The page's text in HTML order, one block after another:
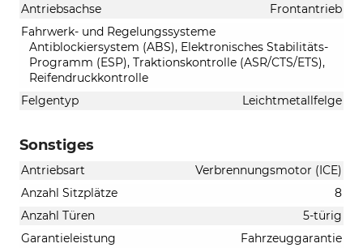
Antriebsachse
Frontantrieb
Fahrwerk- und Regelungssysteme
Antiblockiersystem (ABS), Elektronisches Stabilitäts-
Programm (ESP), Traktionskontrolle (ASR/CTS/ETS),
Reifendruckkontrolle
Felgentyp
Leichtmetallfelge
Sonstiges
Antriebsart
Verbrennungsmotor (ICE)
Anzahl Sitzplätze
8
Anzahl Türen
5-türig
Garantieleistung
Fahrzeuggarantie